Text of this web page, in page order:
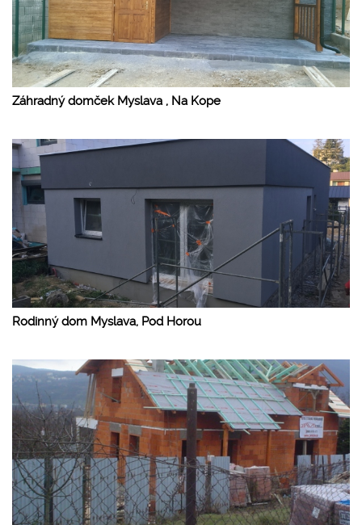
Záhradný domček Myslava , Na Kope
Rodinný dom Myslava, Pod Horou